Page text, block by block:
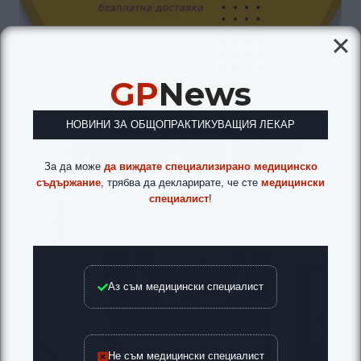
GPNews
НОВИНИ ЗА ОБЩОПРАКТИКУВАЩИЯ ЛЕКАР
За да може да виждате специализирано медицинско
съдържание , трябва да декларирате, че сте медицински
специалист!
Аз съм медицински специалист
Не съм медицински специалист